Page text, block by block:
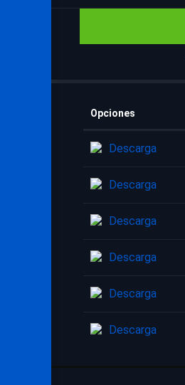
Opciones
Descarga
Descarga
Descarga
Descarga
Descarga
Descarga